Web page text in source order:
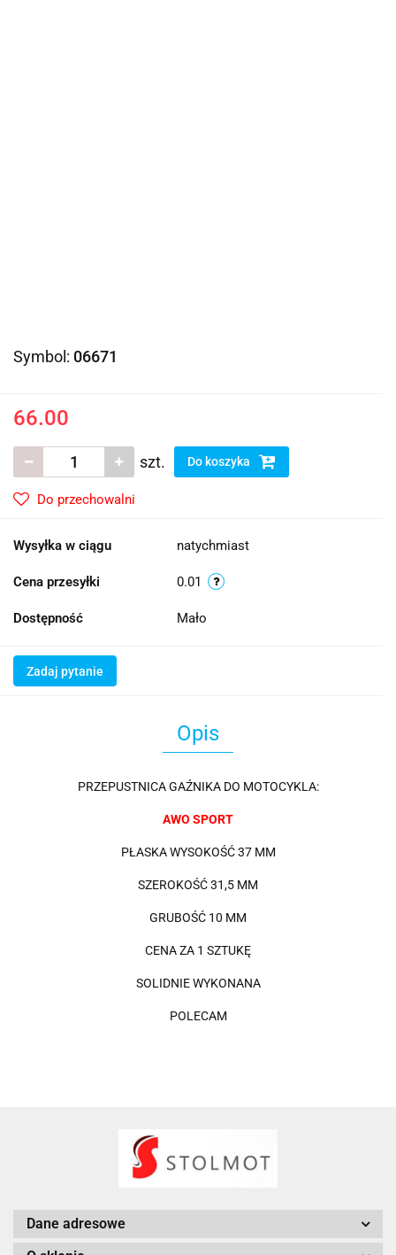
Symbol: 06671
66.00
szt. Do koszyka
Do przechowalni
Wysyłka w ciągu natychmiast
Cena przesyłki 0.01
Dostępność Mało
Zadaj pytanie
Opis
PRZEPUSTNICA GAŹNIKA DO MOTOCYKLA:
AWO SPORT
PŁASKA WYSOKOŚĆ 37 MM
SZEROKOŚĆ 31,5 MM
GRUBOŚĆ 10 MM
CENA ZA 1 SZTUKĘ
SOLIDNIE WYKONANA
POLECAM
Dane adresowe